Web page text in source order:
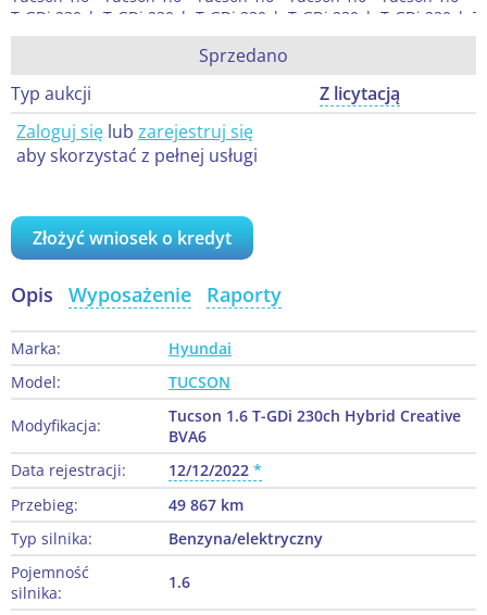
Sprzedano
Typ aukcji
Z licytacją
Zaloguj się lub zarejestruj się
aby skorzystać z pełnej usługi
Złożyć wniosek o kredyt
Opis Wyposażenie Raporty
Marka:
Hyundai
Model:
TUCSON
Modyfikacja:
Tucson 1.6 T-GDi 230ch Hybrid Creative
BVA6
Data rejestracji:
12/12/2022
Przebieg:
49 867 km
Typ silnika:
Benzyna/elektryczny
Pojemność
silnika:
1.6